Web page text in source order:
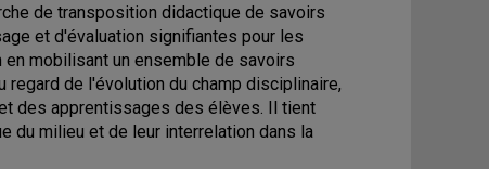
de transposition didactique de savoirs
et d'évaluation signifiantes pour les
mobilisant un ensemble de savoirs
de l'évolution du champ disciplinaire,
des apprentissages des élèves. Il tient
du milieu et de leur interrelation dans la